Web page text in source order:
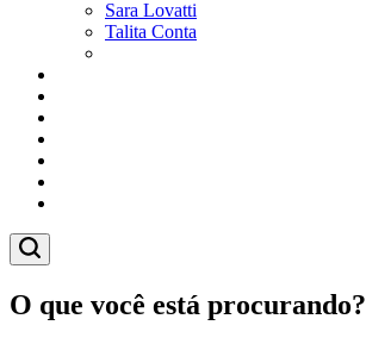
Sara Lovatti
Talita Conta
O que você está procurando?